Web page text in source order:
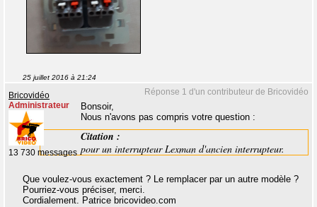
25 juillet 2016 à 21:24
Réponse 1 d'un contributeur de Bricovidéo
Bricovidéo
Administrateur
13 730 messages
Bonsoir,
Nous n'avons pas compris votre question :
Citation :
pour un interrupteur Lexman d'ancien interrupteur.
Que voulez-vous exactement ? Le remplacer par un autre modèle ?
Pourriez-vous préciser, merci.
Cordialement. Patrice bricovideo.com